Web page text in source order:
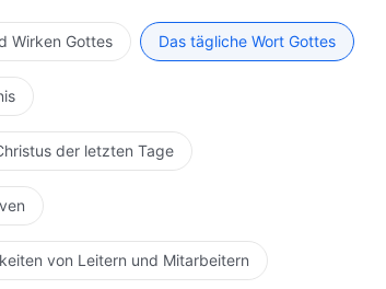
tiefgründig oder oberflächlich ist. Bringt
am Tag einem wahren geistlichen Leben
anfühlen und dein Herz wird hell und
wirst du imstande sein, Gott dein Herz
deine Verfassung wird immer besser
Weg zu gehen und Gott wird dir immer
ist, bewusst die Gegenwart des Heiligen
religiöse Rituale durchzuführen, sondern
Körper zu disziplinieren. Das ist es, was
zu tun. Je besser deine Kooperation ist und
Wirken Gottes Das tägliche Wort Gottes
der letzten Tage
von Leitern und Mitarbeitern